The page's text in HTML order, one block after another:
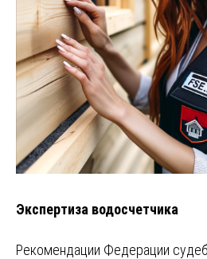
Экспертиза водосчетчика
Рекомендации Федерации